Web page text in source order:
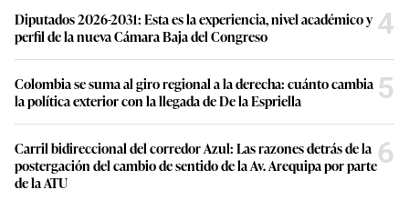
Diputados 2026-2031: Esta es la experiencia, nivel académico y
perfil de la nueva Cámara Baja del Congreso
4
Colombia se suma al giro regional a la derecha: cuánto cambia
la política exterior con la llegada de De la Espriella
5
Carril bidireccional del corredor Azul: Las razones detrás de la
postergación del cambio de sentido de la Av. Arequipa por parte
de la ATU
6